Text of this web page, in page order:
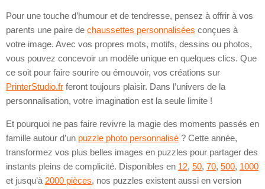
Pour une touche d’humour et de tendresse, pensez à offrir à vos
parents une paire de chaussettes personnalisées conçues à
votre image. Avec vos propres mots, motifs, dessins ou photos,
vous pouvez concevoir un modèle unique en quelques clics. Que
ce soit pour faire sourire ou émouvoir, vos créations sur
PrinterStudio.fr feront toujours plaisir. Dans l’univers de la
personnalisation, votre imagination est la seule limite !
Et pourquoi ne pas faire revivre la magie des moments passés en
famille autour d’un puzzle photo personnalisé ? Cette année,
transformez vos plus belles images en puzzles pour partager des
instants pleins de complicité. Disponibles en 12, 50, 70, 500, 1000
et jusqu’à 2000 pièces, nos puzzles existent aussi en version